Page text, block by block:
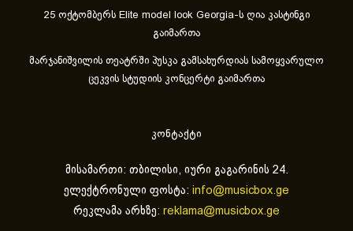
25 ოქტომბერს Elite model look Georgia-ს ღია კასტინგი
გაიმართა
მარჯანიშვილის თეატრში პუსკა გამსახურდიას სამოყვარულო
ცეკვის სტუდიის კონცერტი გაიმართა
კონტაქტი
მისამართი: თბილისი, იური გაგარინის 24.
ელექტრონული ფოსტა: info@musicbox.ge
რეკლამა არხზე: reklama@musicbox.ge